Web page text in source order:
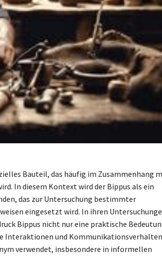
Bauteil, das häufig im Zusammenhang
In diesem Kontext wird der Bippus als ein
das zur Untersuchung bestimmter
eingesetzt wird. In ihren
Bippus nicht nur eine praktische
Interaktionen und Kommunikationsverhalten
verwendet, insbesondere in informellen